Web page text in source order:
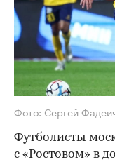
Фото: Сергей
Футболисты
с «Ростовом» в